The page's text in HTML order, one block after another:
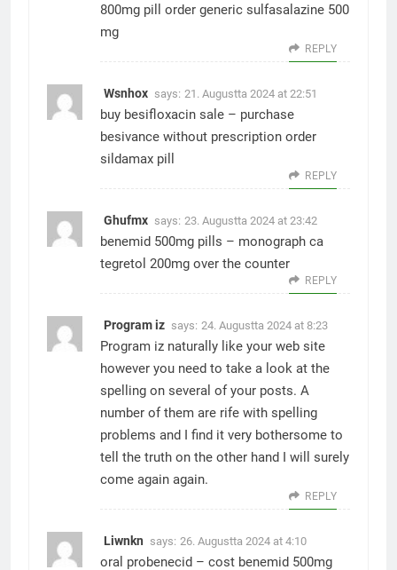
800mg pill
order generic sulfasalazine 500
mg
REPLY
Wsnhox says: 21. Augustta 2024 at 22:51
buy besifloxacin sale – purchase
besivance without prescription order
sildamax pill
REPLY
Ghufmx says: 23. Augustta 2024 at 23:42
benemid 500mg pills – monograph ca
tegretol 200mg over the counter
REPLY
Program iz says: 24. Augustta 2024 at 8:23
Program iz naturally like your web site
however you need to take a look at the
spelling on several of your posts. A
number of them are rife with spelling
problems and I find it very bothersome to
tell the truth on the other hand I will surely
come again again.
REPLY
Liwnkn says: 26. Augustta 2024 at 4:10
oral probenecid – cost benemid 500mg